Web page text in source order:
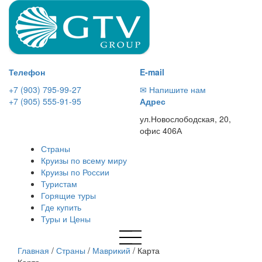
Телефон
+7 (903) 795-99-27
+7 (905) 555-91-95
E-mail
✉ Напишите нам
Адрес
ул.Новослободская, 20,
офис 406А
Страны
Круизы по всему миру
Круизы по России
Туристам
Горящие туры
Где купить
Туры и Цены
Главная / Страны / Маврикий / Карта